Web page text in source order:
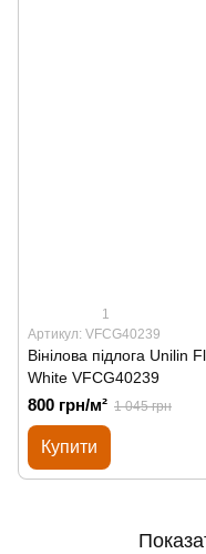
1
Артикул: VFCG40239
Вінілова підлога Unilin
White VFCG40239
800 грн/м² 1 045 грн
Купити